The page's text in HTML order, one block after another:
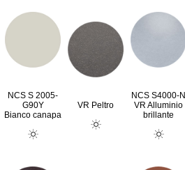
NCS S 2005-
G90Y
Bianco canapa
VR Peltro
NCS S4000-N
VR Alluminio
brillante